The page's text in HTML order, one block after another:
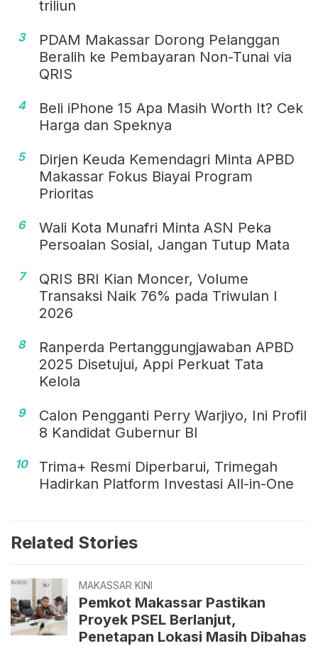
triliun
3
PDAM Makassar Dorong Pelanggan
Beralih ke Pembayaran Non-Tunai via
QRIS
4
Beli iPhone 15 Apa Masih Worth It? Cek
Harga dan Speknya
5
Dirjen Keuda Kemendagri Minta APBD
Makassar Fokus Biayai Program
Prioritas
6
Wali Kota Munafri Minta ASN Peka
Persoalan Sosial, Jangan Tutup Mata
7
QRIS BRI Kian Moncer, Volume
Transaksi Naik 76% pada Triwulan I
2026
8
Ranperda Pertanggungjawaban APBD
2025 Disetujui, Appi Perkuat Tata
Kelola
9
Calon Pengganti Perry Warjiyo, Ini Profil
8 Kandidat Gubernur BI
10
Trima+ Resmi Diperbarui, Trimegah
Hadirkan Platform Investasi All-in-One
Related Stories
MAKASSAR KINI
Pemkot Makassar Pastikan
Proyek PSEL Berlanjut,
Penetapan Lokasi Masih Dibahas